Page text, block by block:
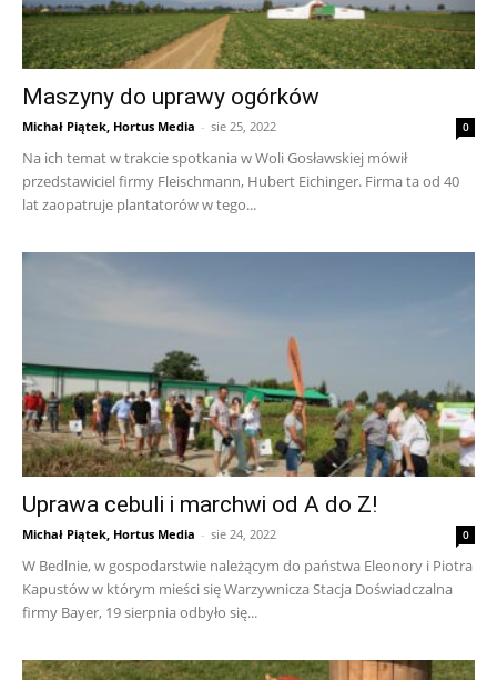
Maszyny do uprawy ogórków
Michał Piątek, Hortus Media - sie 25, 2022 0
Na ich temat w trakcie spotkania w Woli Gosławskiej mówił
przedstawiciel firmy Fleischmann, Hubert Eichinger. Firma ta od 40
lat zaopatruje plantatorów w tego...
Uprawa cebuli i marchwi od A do Z!
Michał Piątek, Hortus Media - sie 24, 2022 0
W Bedlnie, w gospodarstwie należącym do państwa Eleonory i Piotra
Kapustów w którym mieści się Warzywnicza Stacja Doświadczalna
firmy Bayer, 19 sierpnia odbyło się...